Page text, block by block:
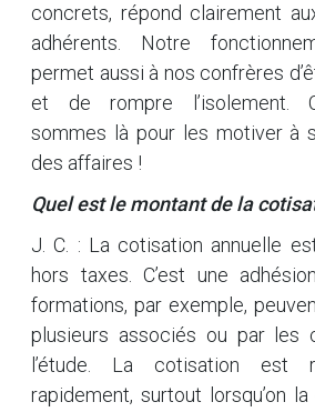
concrets, répond clairement
adhérents. Notre
permet aussi à nos confrères
et de rompre l’isolement.
sommes là pour les motiver à
des affaires !
Quel est le montant de la
J. C. : La cotisation annuelle
hors taxes. C’est une
formations, par exemple,
plusieurs associés ou par les
l’étude. La cotisation est
rapidement, surtout lorsqu’on